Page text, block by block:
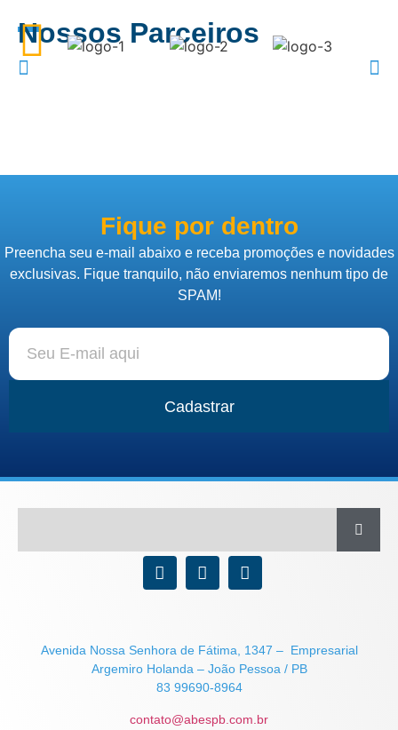
Nossos Parceiros
Fique por dentro
Preencha seu e-mail abaixo e receba promoções e novidades
exclusivas. Fique tranquilo, não enviaremos nenhum tipo de
SPAM!
Cadastrar
Avenida Nossa Senhora de Fátima, 1347 – Empresarial
Argemiro Holanda – João Pessoa / PB
83 99690-8964
contato@abespb.com.br